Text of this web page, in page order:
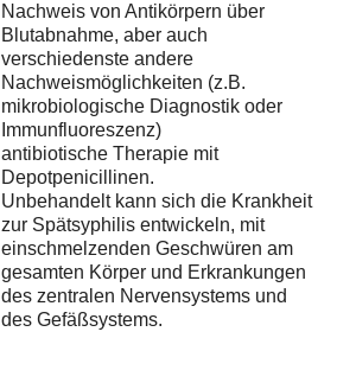
Nachweis von Antikörpern über
Blutabnahme, aber auch
verschiedenste andere
Nachweismöglichkeiten (z.B.
mikrobiologische Diagnostik oder
Immunfluoreszenz)
antibiotische Therapie mit
Depotpenicillinen.
Unbehandelt kann sich die Krankheit
zur Spätsyphilis entwickeln, mit
einschmelzenden Geschwüren am
gesamten Körper und Erkrankungen
des zentralen Nervensystems und
des Gefäßsystems.